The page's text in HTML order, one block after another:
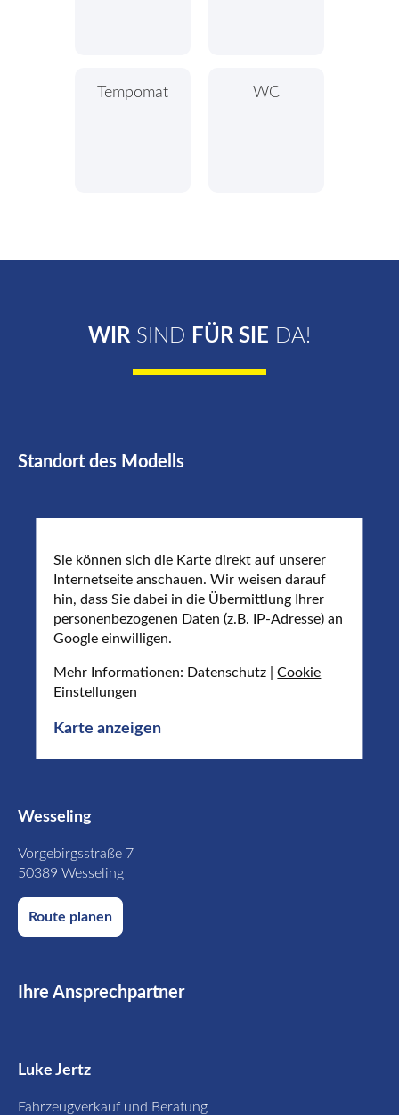
Tempomat WC
WIR SIND FÜR SIE DA!
Standort des Modells
Sie können sich die Karte direkt auf unserer
Internetseite anschauen. Wir weisen darauf
hin, dass Sie dabei in die Übermittlung Ihrer
personenbezogenen Daten (z.B. IP-Adresse) an
Google einwilligen.
Mehr Informationen: Datenschutz |Cookie
Einstellungen
Karte anzeigen
Wesseling
Vorgebirgsstraße 7
50389 Wesseling
Route planen
Ihre Ansprechpartner
Luke Jertz
Fahrzeugverkauf und Beratung